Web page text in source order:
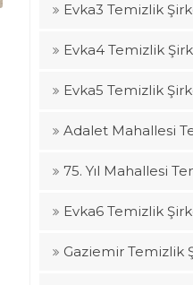
Evka3 Temizlik
Evka4 Temizlik
Evka5 Temizlik
Adalet Mahallesi
75. Yıl Mahallesi
Evka6 Temizlik
Gaziemir Temizlik